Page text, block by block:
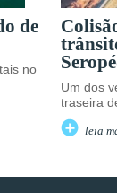
de
no
Um dos
traseira
leia